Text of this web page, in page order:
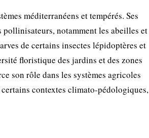
méditerranéens et tempérés. Ses
notamment les abeilles et
de certains insectes lépidoptères et
floristique des jardins et des zones
son rôle dans les systèmes agricoles
contextes climato-pédologiques,